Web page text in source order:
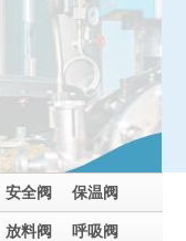
安全阀 保温阀
放料阀 呼吸阀